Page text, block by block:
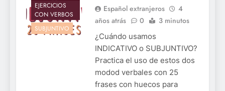
EJERCICIOS
CON VERBOS
SUBJUNTIVO
Español extranjeros
4
años atrás
0 3 minutos
¿Cuándo usamos
INDICATIVO o SUBJUNTIVO?
Practica el uso de estos dos
modod verbales con 25
frases con huecos para